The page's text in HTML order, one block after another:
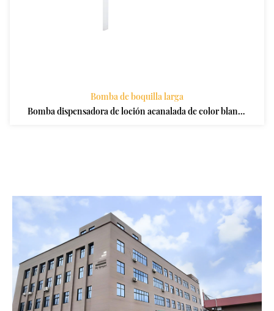
Bomba de boquilla larga
Bomba dispensadora de loción acanalada de color blanco